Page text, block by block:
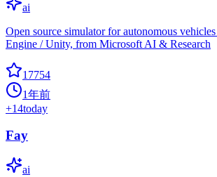
ai
Open source simulator for autonomous
Engine / Unity, from Microsoft AI & Research
17754
1年前
+14today
Fay
ai